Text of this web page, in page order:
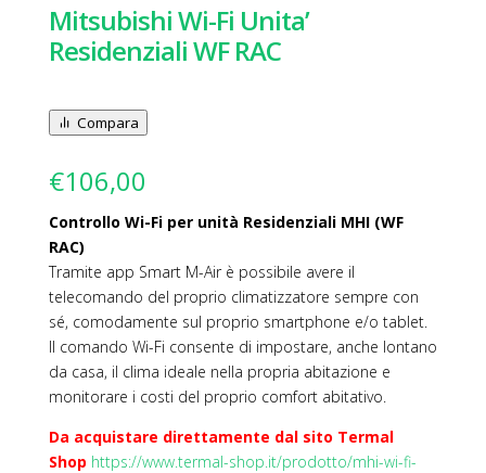
Mitsubishi Wi-Fi Unita’
Residenziali WF RAC
Compara
€106,00
Controllo Wi-Fi per unità Residenziali MHI (WF
RAC)
Tramite app Smart M-Air è possibile avere il
telecomando del proprio climatizzatore sempre con
sé, comodamente sul proprio smartphone e/o tablet.
Il comando Wi-Fi consente di impostare, anche lontano
da casa, il clima ideale nella propria abitazione e
monitorare i costi del proprio comfort abitativo.
Da acquistare direttamente dal sito Termal
Shop https://www.termal-shop.it/prodotto/mhi-wi-fi-